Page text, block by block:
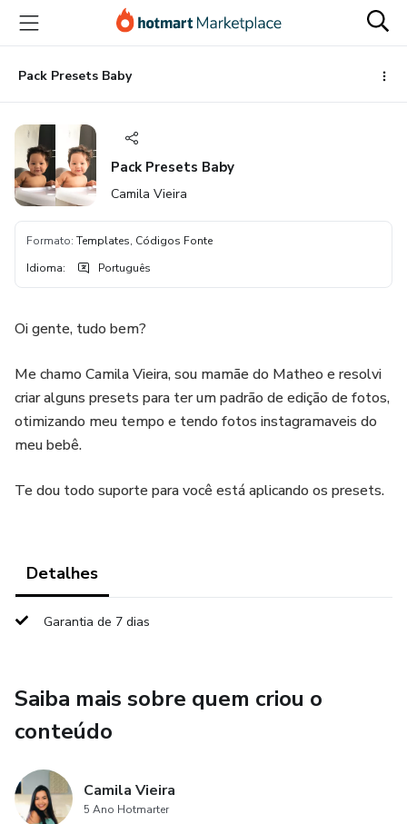
para
conteúdo
principal
para
pagamento
para
rodapé
Pack Presets Baby
Pack Presets Baby
Camila Vieira
Formato: Templates, Códigos Fonte
Idioma: Português
Oi gente, tudo bem?
Me chamo Camila Vieira, sou mamãe do Matheo e resolvi
criar alguns presets para ter um padrão de edição de fotos,
otimizando meu tempo e tendo fotos instagramaveis do
meu bebê.
Te dou todo suporte para você está aplicando os presets.
Detalhes
Garantia de 7 dias
Saiba mais sobre quem criou o
conteúdo
Camila Vieira
5 Ano Hotmarter